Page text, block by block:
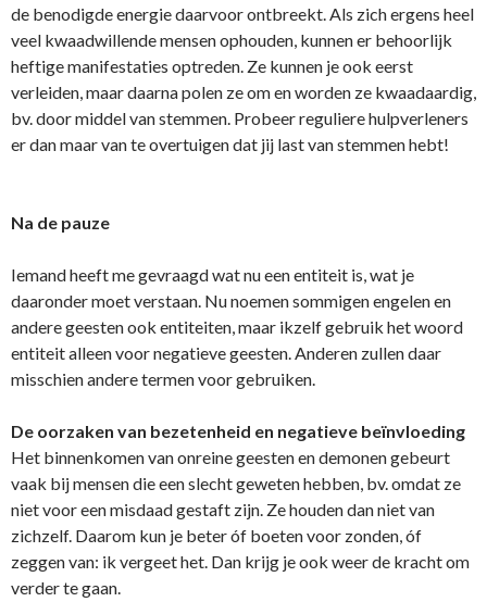
de benodigde energie daarvoor o­ntbreekt. Als zich ergens heel
veel kwaadwillende mensen ophouden, kunnen er behoorlijk
heftige manifestaties optreden. Ze kunnen je ook eerst
verleiden, maar daarna polen ze om en worden ze kwaadaardig,
bv. door middel van stemmen. Probeer reguliere hulpverleners
er dan maar van te overtuigen dat jij last van stemmen hebt!
Na de pauze
Iemand heeft me gevraagd wat nu een entiteit is, wat je
daaronder moet verstaan. Nu noemen sommigen engelen en
andere geesten ook entiteiten, maar ikzelf gebruik het woord
entiteit alleen voor negatieve geesten. Anderen zullen daar
misschien andere termen voor gebruiken.
De oorzaken van bezetenheid en negatieve beïnvloeding
Het binnenkomen van o­nreine geesten en demonen gebeurt
vaak bij mensen die een slecht geweten hebben, bv. omdat ze
niet voor een misdaad gestaft zijn. Ze houden dan niet van
zichzelf. Daarom kun je beter óf boeten voor zonden, óf
zeggen van: ik vergeet het. Dan krijg je ook weer de kracht om
verder te gaan.